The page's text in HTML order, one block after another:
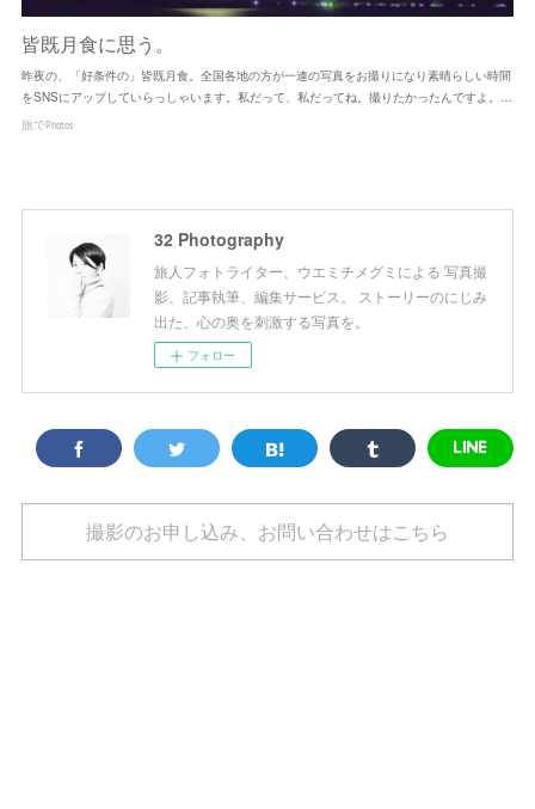
皆既月食に思う。
昨夜の、「好条件の」皆既月食。全国各地の方が一連の写真をお撮りになり素晴らしい時間
をSNSにアップしていらっしゃいます。私だって、私だってね。撮りたかったんですよ。…
旅でPhotos
32 Photography
旅人フォトライター、ウエミチメグミによる 写真撮
影、記事執筆、編集サービス。 ストーリーのにじみ
出た、心の奥を刺激する写真を。
フォロー
撮影のお申し込み、お問い合わせはこちら